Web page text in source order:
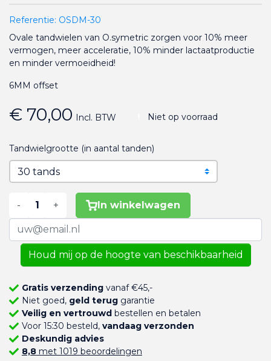
Referentie: OSDM-30
Ovale tandwielen van O.symetric zorgen voor 10% meer
vermogen, meer acceleratie, 10% minder lactaatproductie
en minder vermoeidheid!
6MM offset
€ 70,00 Incl. BTW Niet op voorraad
Tandwielgrootte (in aantal tanden)
- + In winkelwagen
Houd mij op de hoogte van beschikbaarheid
Gratis verzendingvanaf €45,-
Niet goed, geld teruggarantie
Veilig en vertrouwdbestellen en betalen
Voor 15:30 besteld, vandaag verzonden
Deskundig advies
8,8met 1019 beoordelingen